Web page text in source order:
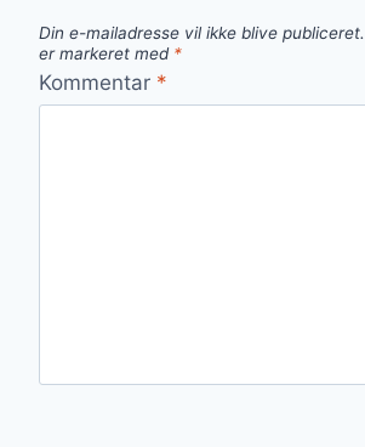
Din e-mailadresse vil ikke blive publiceret.
er markeret med *
Kommentar *